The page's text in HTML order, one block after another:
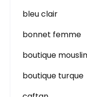
bleu clair
bonnet femme
boutique
boutique turque